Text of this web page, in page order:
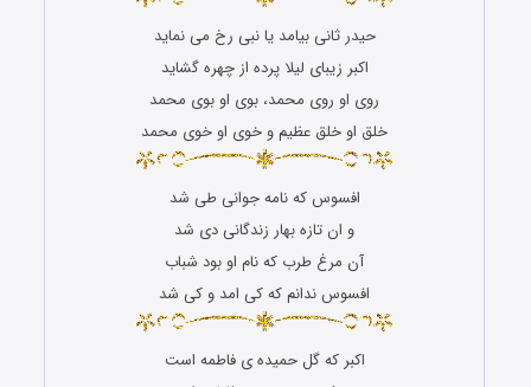
حیدر ثانی بیامد یا نبی رخ می نماید
اکبر زیبای لیلا پرده از چهره گشاید
روی او روی محمد، بوی او بوی محمد
خلق او خلق عظیم و خوی او خوی محمد
افسوس که نامه جوانی طی شد
و ان تازه بهار زندگانی دی شد
آن مرغ طرب که نام او بود شباب
افسوس ندانم که کی امد و کی شد
اکبر که گل حمیده ی فاطمه است